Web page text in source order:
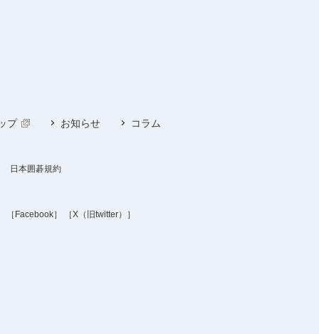
プ お知らせ コラム
日本囲碁規約
［Facebook］ ［X（旧twitter）］